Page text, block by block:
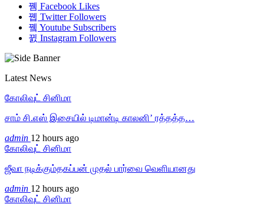
Facebook Likes
Twitter Followers
Youtube Subscribers
Instagram Followers
Latest News
கோலிவுட் சினிமா
சாம் சி.எஸ் இசையில் டிமான்டி காலனி’ ரத்தத்த…
admin 12 hours ago
கோலிவுட் சினிமா
ஜீவா நடிக்கும்தகப்பன் முதல் பார்வை வெளியானது
admin 12 hours ago
கோலிவுட் சினிமா